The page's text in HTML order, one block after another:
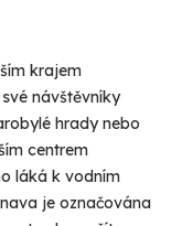
krajem
návštěvníky
hrady nebo
centrem
láká k vodním
je označována